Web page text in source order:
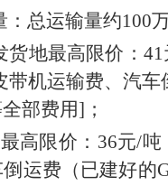
总运输量约100万
地最高限价：41
带机运输费、汽
部费用]；
高限价：36元/吨
运费（已建好的